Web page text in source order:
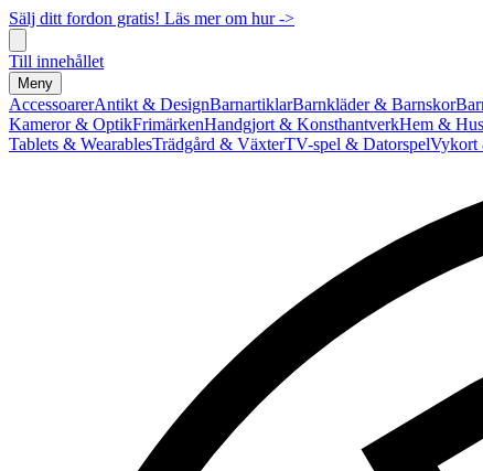
Sälj ditt fordon gratis! Läs mer om hur ->
Till innehållet
Meny
AccessoarerAntikt & DesignBarnartiklarBarnkläder & Barnskor
Kameror & OptikFrimärkenHandgjort & KonsthantverkHem &
Tablets & WearablesTrädgård & VäxterTV-spel & DatorspelVykort